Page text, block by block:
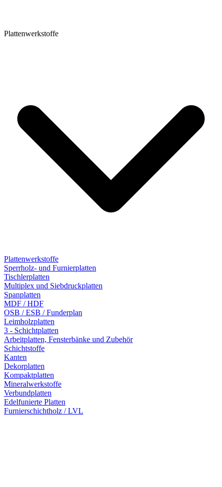
Plattenwerkstoffe
Plattenwerkstoffe
Sperrholz- und Furnierplatten
Tischlerplatten
Multiplex und Siebdruckplatten
Spanplatten
MDF / HDF
OSB / ESB / Funderplan
Leimholzplatten
3 - Schichtplatten
Arbeitplatten, Fensterbänke und Zubehör
Schichtstoffe
Kanten
Dekorplatten
Kompaktplatten
Mineralwerkstoffe
Verbundplatten
Edelfunierte Platten
Furnierschichtholz / LVL